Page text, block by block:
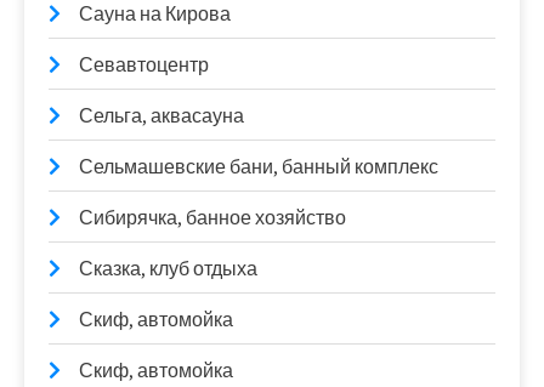
Сауна на Кирова
Севавтоцентр
Сельга, аквасауна
Сельмашевские бани, банный комплекс
Сибирячка, банное хозяйство
Сказка, клуб отдыха
Скиф, автомойка
Скиф, автомойка